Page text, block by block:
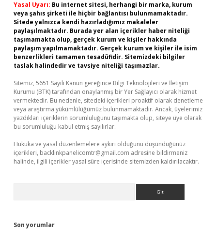
Yasal Uyarı: Bu internet sitesi, herhangi bir marka, kurum
veya şahıs şirketi ile hiçbir bağlantısı bulunmamaktadır.
Sitede yalnızca kendi hazırladığımız makaleler
paylaşılmaktadır. Burada yer alan içerikler haber niteliği
taşımamakta olup, gerçek kurum ve kişiler hakkında
paylaşım yapılmamaktadır. Gerçek kurum ve kişiler ile isim
benzerlikleri tamamen tesadüfidir. Sitemizdeki bilgiler
taslak halindedir ve tavsiye niteliği taşımazlar.
Sitemiz, 5651 Sayılı Kanun gereğince Bilgi Teknolojileri ve İletişim
Kurumu (BTK) tarafından onaylanmış bir Yer Sağlayıcı olarak hizmet
vermektedir. Bu nedenle, sitedeki içerikleri proaktif olarak denetleme
veya araştırma yükümlülüğümüz bulunmamaktadır. Ancak, üyelerimiz
yazdıkları içeriklerin sorumluluğunu taşımakta olup, siteye üye olarak
bu sorumluluğu kabul etmiş sayılırlar.
Hukuka ve yasal düzenlemelere aykırı olduğunu düşündüğünüz
içerikleri, backlinkpanelicomtr@gmail.com adresine bildirmeniz
halinde, ilgili içerikler yasal süre içerisinde sitemizden kaldırılacaktır.
Son yorumlar